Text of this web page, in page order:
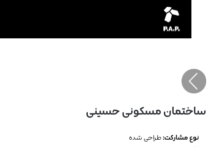
ساختمان مسکونی حسینی
نوع مشارکت:طراحی شده